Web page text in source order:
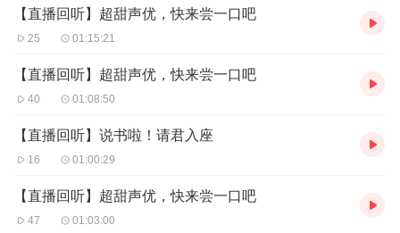
【直播回听】超甜声优，快来尝一口吧
25 01:15:21
【直播回听】超甜声优，快来尝一口吧
40 01:08:50
【直播回听】说书啦！请君入座
16 01:00:29
【直播回听】超甜声优，快来尝一口吧
47 01:03:00